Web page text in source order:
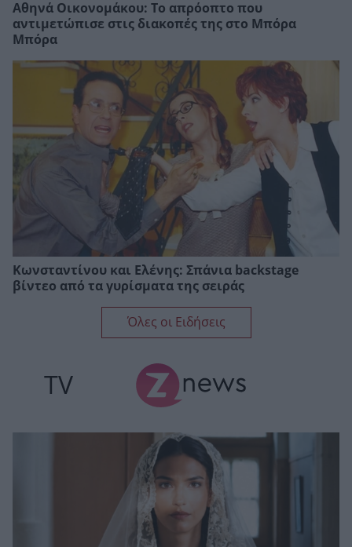
Αθηνά Οικονομάκου: Το απρόοπτο που
αντιμετώπισε στις διακοπές της στο Μπόρα
Μπόρα
Κωνσταντίνου και Ελένης: Σπάνια backstage
βίντεο από τα γυρίσματα της σειράς
Όλες οι Ειδήσεις
TV